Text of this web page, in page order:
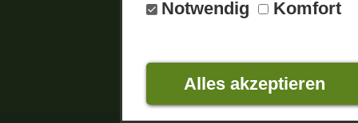
Notwendig Komfort
Alles akzeptieren